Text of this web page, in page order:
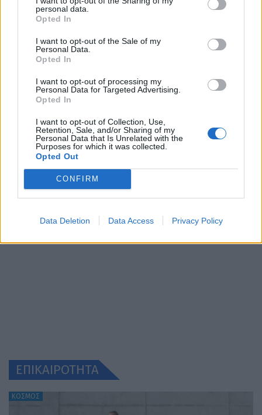
personal data.
Opted In
I want to opt-out of the Sale of my
Personal Data.
Opted In
I want to opt-out of processing my
Personal Data for Targeted Advertising.
Opted In
I want to opt-out of Collection, Use,
Retention, Sale, and/or Sharing of my
Personal Data that Is Unrelated with the
Purposes for which it was collected.
Opted Out
CONFIRM
Data Deletion Data Access Privacy Policy
Skoda: Ξεκίνησε η παραγωγή του
νέου Peaq – Δείτε Video από τη
γραμμή παραγωγής
ΕΠΙΚΑΙΡΟΤΗΤΑ
ΚΟΣΜΟΣ